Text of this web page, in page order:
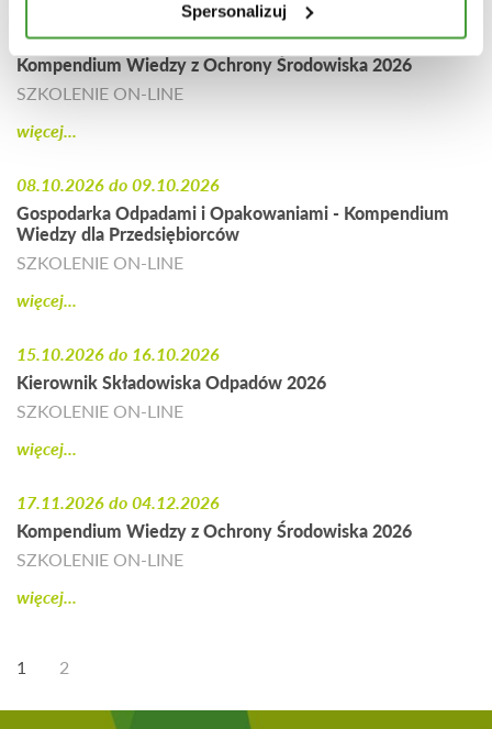
Spersonalizuj
Kompendium Wiedzy z Ochrony Środowiska 2026
22.09.2026 do 09.10.2026
SZKOLENIE ON-LINE
więcej...
Gospodarka Odpadami i Opakowaniami - Kompendium
Wiedzy dla Przedsiębiorców
08.10.2026 do 09.10.2026
SZKOLENIE ON-LINE
więcej...
Kierownik Składowiska Odpadów 2026
15.10.2026 do 16.10.2026
SZKOLENIE ON-LINE
więcej...
Kompendium Wiedzy z Ochrony Środowiska 2026
17.11.2026 do 04.12.2026
SZKOLENIE ON-LINE
więcej...
1 2